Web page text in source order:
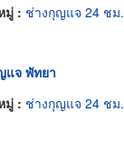
มู่ : ช่างกุญแจ 24 ชม.
แจ พัทยา
มู่ : ช่างกุญแจ 24 ชม.